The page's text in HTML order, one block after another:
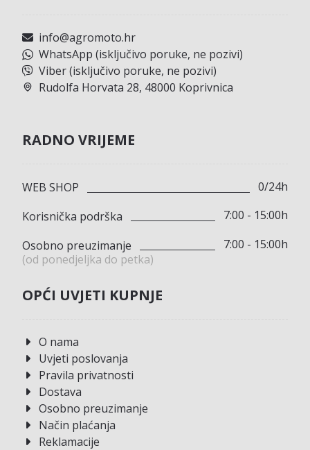
info@agromoto.hr
WhatsApp (isključivo poruke, ne pozivi)
Viber (isključivo poruke, ne pozivi)
Rudolfa Horvata 28, 48000 Koprivnica
RADNO VRIJEME
WEB SHOP
0/24h
Korisnička podrška
7:00 - 15:00h
Osobno preuzimanje
(od ponedjeljka do petka)
7:00 - 15:00h
OPĆI UVJETI KUPNJE
O nama
Uvjeti poslovanja
Pravila privatnosti
Dostava
Osobno preuzimanje
Način plaćanja
Reklamacije